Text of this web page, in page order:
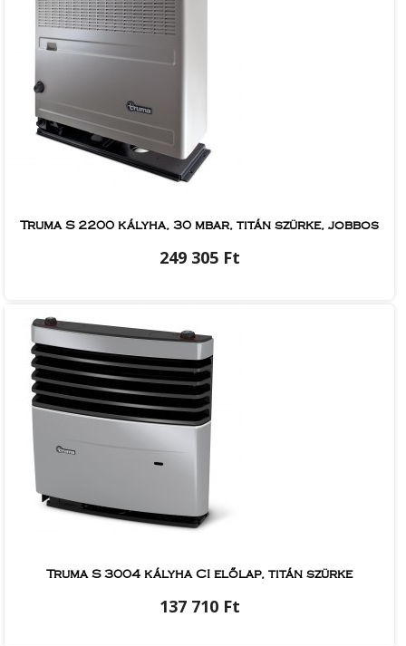
Truma S 2200 kályha, 30 mbar, titán szürke, jobbos
249 305 Ft
Truma S 3004 kályha CI előlap, titán szürke
137 710 Ft